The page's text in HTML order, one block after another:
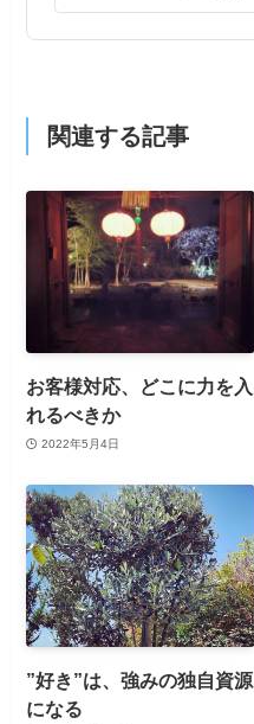
関連する記事
お客様対応、どこに力を入
れるべきか
2022年5月4日
”好き”は、強みの独自資源
になる